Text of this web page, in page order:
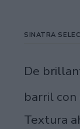
SINATRA
De
barril
Textura